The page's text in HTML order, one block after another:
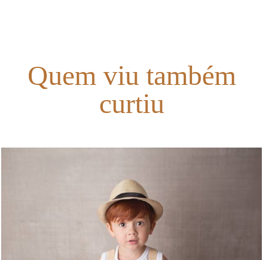
Quem viu também
curtiu